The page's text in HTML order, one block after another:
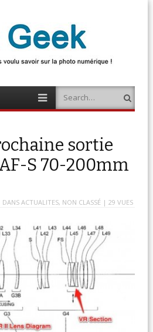
Search
sortie
S 70-200mm
DANSACTUALITES, NON CLASSÉ | 29 VUES